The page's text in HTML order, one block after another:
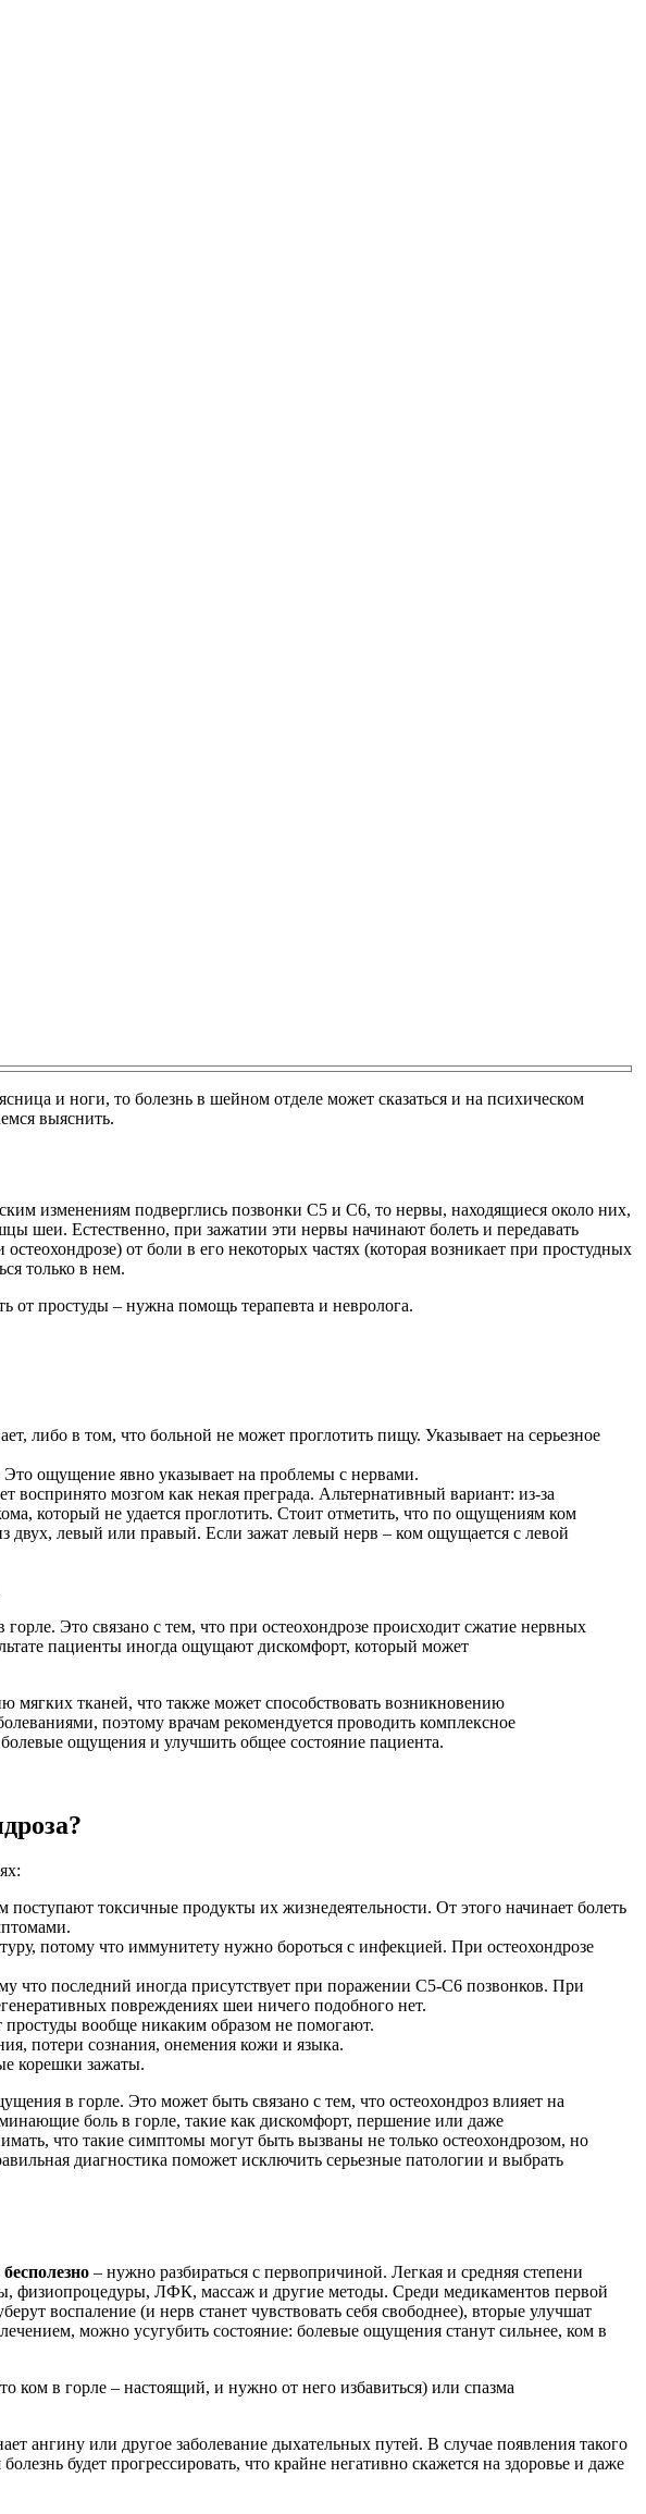
и ноги, то болезнь в шейном отделе может сказаться и на психическом
выяснить.
изменениям подверглись позвонки С5 и С6, то нервы, находящиеся около них,
шеи. Естественно, при зажатии эти нервы начинают болеть и передавать
остеохондрозе) от боли в его некоторых частях (которая возникает при простудных
только в нем.
от простуды – нужна помощь терапевта и невролога.
либо в том, что больной не может проглотить пищу. Указывает на серьезное
Это ощущение явно указывает на проблемы с нервами.
мозгом как некая преграда. Альтернативный вариант: из-за
который не удается проглотить. Стоит отметить, что по ощущениям ком
двух, левый или правый. Если зажат левый нерв – ком ощущается с левой
Это связано с тем, что при остеохондрозе происходит сжатие нервных
пациенты иногда ощущают дискомфорт, который может
тканей, что также может способствовать возникновению
поэтому врачам рекомендуется проводить комплексное
ощущения и улучшить общее состояние пациента.
токсичные продукты их жизнедеятельности. От этого начинает болеть
потому что иммунитету нужно бороться с инфекцией. При остеохондрозе
что последний иногда присутствует при поражении С5-С6 позвонков. При
повреждениях шеи ничего подобного нет.
вообще никаким образом не помогают.
потери сознания, онемения кожи и языка.
корешки зажаты.
в горле. Это может быть связано с тем, что остеохондроз влияет на
боль в горле, такие как дискомфорт, першение или даже
что такие симптомы могут быть вызваны не только остеохондрозом, но
диагностика поможет исключить серьезные патологии и выбрать
– нужно разбираться с первопричиной. Легкая и средняя степени
физиопроцедуры, ЛФК, массаж и другие методы. Среди медикаментов первой
воспаление (и нерв станет чувствовать себя свободнее), вторые улучшат
можно усугубить состояние: болевые ощущения станут сильнее, ком в
ком в горле – настоящий, и нужно от него избавиться) или спазма
ангину или другое заболевание дыхательных путей. В случае появления такого
будет прогрессировать, что крайне негативно скажется на здоровье и даже